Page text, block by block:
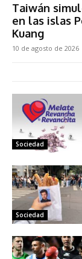
Taiwán
en las islas
Kuang
10 de agosto de 2026
Sociedad
Sociedad